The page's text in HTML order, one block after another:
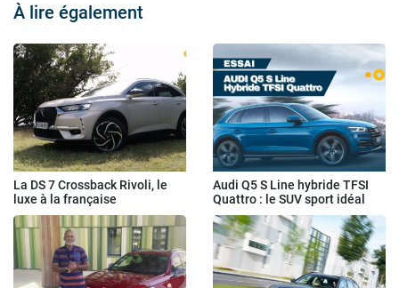
À lire également
La DS 7 Crossback Rivoli, le
luxe à la française
Audi Q5 S Line hybride TFSI
Quattro : le SUV sport idéal